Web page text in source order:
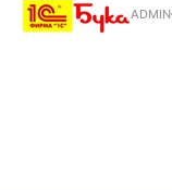
ADMIN